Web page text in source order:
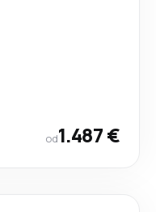
od1.487 €